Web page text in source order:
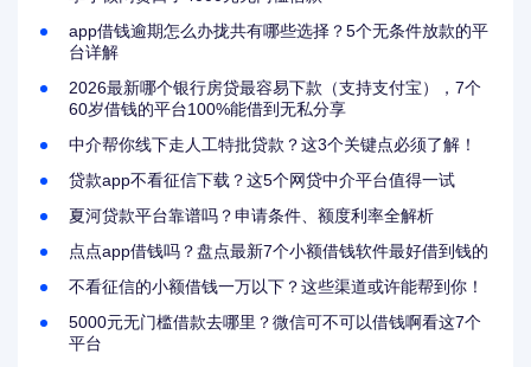
app借钱逾期怎么办拢共有哪些选择？5个无条件放款的平
台详解
2026最新哪个银行房贷最容易下款（支持支付宝），7个
60岁借钱的平台100%能借到无私分享
中介帮你线下走人工特批贷款？这3个关键点必须了解！
贷款app不看征信下载？这5个网贷中介平台值得一试
夏河贷款平台靠谱吗？申请条件、额度利率全解析
点点app借钱吗？盘点最新7个小额借钱软件最好借到钱的
不看征信的小额借钱一万以下？这些渠道或许能帮到你！
5000元无门槛借款去哪里？微信可不可以借钱啊看这7个
平台